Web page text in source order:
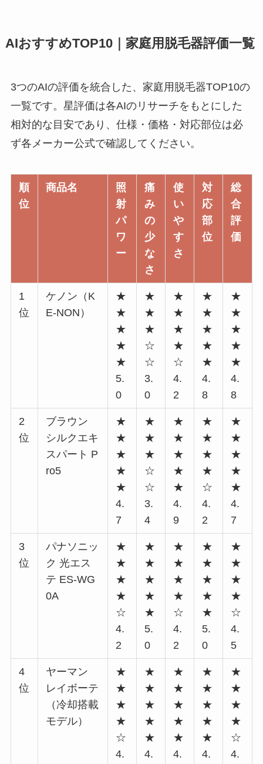
AIおすすめTOP10｜家庭用脱毛器評価一覧
3つのAIの評価を統合した、家庭用脱毛器TOP10の
一覧です。星評価は各AIのリサーチをもとにした
相対的な目安であり、仕様・価格・対応部位は必
ず各メーカー公式で確認してください。
順
位
商品名
照
射
パ
ワ
ー
痛
み
の
少
な
さ
使
い
や
す
さ
対
応
部
位
総
合
評
価
1
位
ケノン（K
E-NON）
★
★
★
★
★
5.
0
★
★
★
☆
☆
3.
0
★
★
★
★
☆
4.
2
★
★
★
★
★
4.
8
★
★
★
★
★
4.
8
2
位
ブラウン
シルクエキ
スパート P
ro5
★
★
★
★
★
4.
7
★
★
★
☆
☆
3.
4
★
★
★
★
★
4.
9
★
★
★
★
☆
4.
2
★
★
★
★
★
4.
7
3
位
パナソニッ
ク 光エス
テ ES-WG
0A
★
★
★
★
☆
4.
2
★
★
★
★
★
5.
0
★
★
★
★
☆
4.
2
★
★
★
★
★
5.
0
★
★
★
★
☆
4.
5
4
位
ヤーマン
レイボーテ
（冷却搭載
モデル）
★
★
★
★
☆
4.
★
★
★
★
★
4.
★
★
★
★
★
4.
★
★
★
★
★
4.
★
★
★
★
☆
4.